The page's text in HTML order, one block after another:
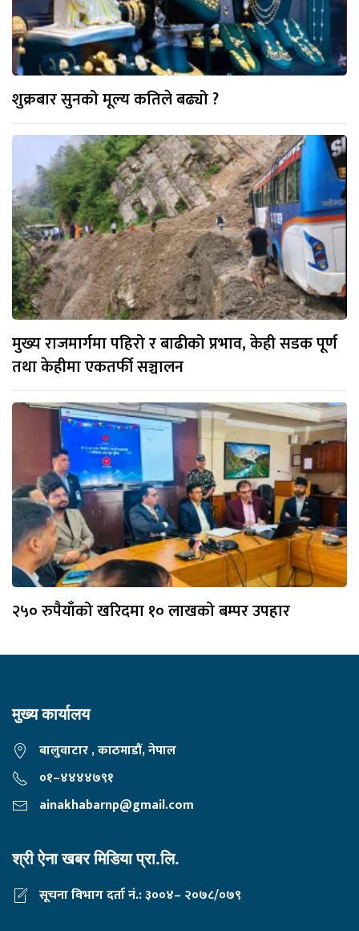
शुक्रबार सुनको मूल्य कतिले बढ्यो ?
मुख्य राजमार्गमा पहिरो र बाढीको प्रभाव, केही सडक पूर्ण
तथा केहीमा एकतर्फी सञ्चालन
२५० रुपैयाँको खरिदमा १० लाखको बम्पर उपहार
मुख्य कार्यालय
बालुवाटार , काठमाडौं, नेपाल
०१–४४४४७९१
ainakhabarnp@gmail.com
श्री ऐना खबर मिडिया प्रा.लि.
सूचना विभाग दर्ता नं.: ३००४– २०७८/०७९